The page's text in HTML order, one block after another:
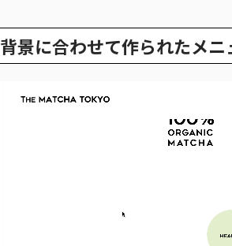
背景に合わせて作られたメニ